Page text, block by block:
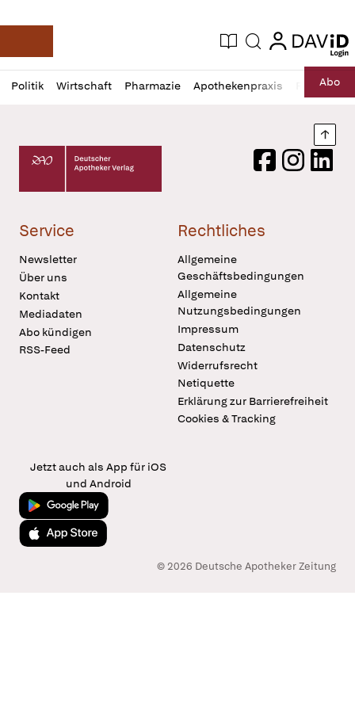
Deutsche Apotheker Zeitung
Aktuelle Ausgabe
Suche login
login
Politik Wirtschaft Pharmazie Apothekenpraxis RechtAbo
Profil
öffnen
Daz
Pur
Deutscher Apotheker Verlag Logo
FacebookInstagram
Service
Newsletter
Über uns
Kontakt
Mediadaten
Abo kündigen
RSS-Feed
Rechtliches
Allgemeine
Geschäftsbedingungen
Allgemeine
Nutzungsbedingungen
Impressum
Datenschutz
Widerrufsrecht
Netiquette
Erklärung zur Barrierefreiheit
Cookies & Tracking
Jetzt auch als App für iOS
und Android
Jetzt bei Google Play
Laden im App Store
© 2026 Deutsche Apotheker Zeitung